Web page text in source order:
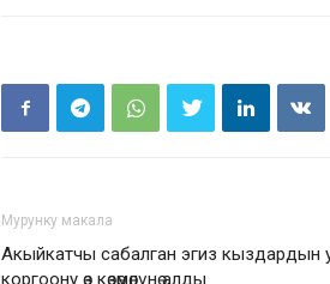
Мурунку макала
Акыйкатчы сабалган эгиз кыздардын
коргоону өз көзөмөлүнө алды